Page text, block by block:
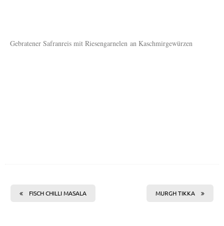
Gebratener Safranreis mit Riesengarnelen an Kaschmirgewürzen
FISCH CHILLI MASALA MURGH TIKKA